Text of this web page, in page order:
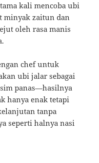
kali mencoba ubi
minyak zaitun dan
oleh rasa manis
chef untuk
ubi jalar sebagai
panas—hasilnya
hanya enak tetapi
tanpa
seperti halnya nasi